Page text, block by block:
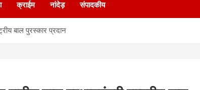
क्राईम नांदेड़ संपादकीय
बाल पुरस्कार प्रदान